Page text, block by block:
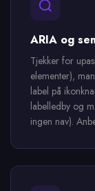
ARIA og
Tjekker for
elementer),
label på
labelledby og
ingen nav).